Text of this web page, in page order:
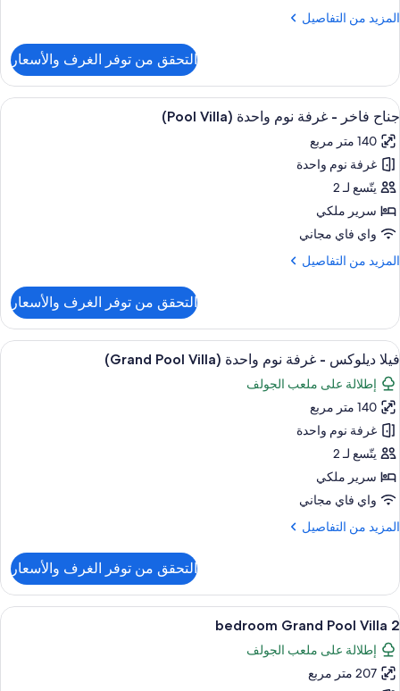
المزيد من التفاصيل
المزيد
2
bedroom
Lagoon
Villa
التحقق من توفر الغرف والأسعار
استعراض
جميع
صور
جناح
فاخر
-
غرفة
نوم
واحدة
أغطية فراش متميزة وألحفة محشوة
8
جناح فاخر - غرفة نوم واحدة (Pool Villa)
140 متر مربع
غرفة نوم واحدة
يتّسع لـ 2
سرير ملكي
واي فاي مجاني
المزيد من التفاصيل
المزيد
جناح
فاخر
-
غرفة
نوم
واحدة
(Pool
Villa)
التحقق من توفر الغرف والأسعار
استعراض
جميع
صور
فيلا
ديلوكس
-
غرفة
نوم
واحدة
(Grand
أغطية فراش متميزة وألحفة محشوة
7
فيلا ديلوكس - غرفة نوم واحدة (Grand Pool Villa)
إطلالة على ملعب الجولف
140 متر مربع
غرفة نوم واحدة
يتّسع لـ 2
سرير ملكي
واي فاي مجاني
المزيد من التفاصيل
المزيد
فيلا
ديلوكس
-
غرفة
نوم
واحدة
(Grand
التحقق من توفر الغرف والأسعار
استعراض
جميع
صور
2
أغطية فراش متميزة وألحفة محشوة
7 2 bedroom Grand Pool Villa
إطلالة على ملعب الجولف
207 متر مربع